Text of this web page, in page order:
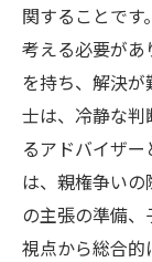
関することで
考える必要が
を持ち、解決
士は、冷静な判
るアドバイザ
は、親権争い
の主張の準備
視点から総合的